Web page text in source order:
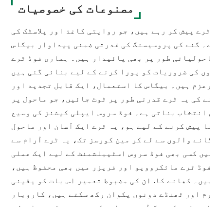
مصنوعات کی خصوصیات
فوڈ ٹرے پیش کر رہے ہیں، جو روایتی کاغذ اور پلاسٹک کی
گنے کی پروسیسنگ کی قدرتی ضمنی پیداوار بیگاس
طور پر بھی پائیدار ہیں۔ ہماری فوڈ ٹرے
کی ضروریات کو پورا کرنے کے لیے بنائی گئی ہیں
ہیں۔ بیگاس کا استعمال، ایک قابل تجدید اور
کی یہ ٹرے قدرتی طور پر ٹوٹ جائیں، جو ماحول پر
انتخاب بناتی ہے۔ فوڈ سروس ایپلی کیشنز کی وسیع
پیش کرنے کے لیے ہو، یہ ٹرے ایک آسان اور ماحول
والوں سے لے کر مین کورسز تک، یہ ٹرے آرام سے
کسی بھی فوڈ سروس اسٹیبلشمنٹ کے لیے ایک عملی
فوڈ ٹرے مائکروویو اور فریزر میں بھی محفوظ ہیں،
کھانے کا. ان کی مضبوط تعمیر اس بات کو یقینی
اور ٹھنڈے دونوں پکوان رکھ سکتے ہیں، کاروبار